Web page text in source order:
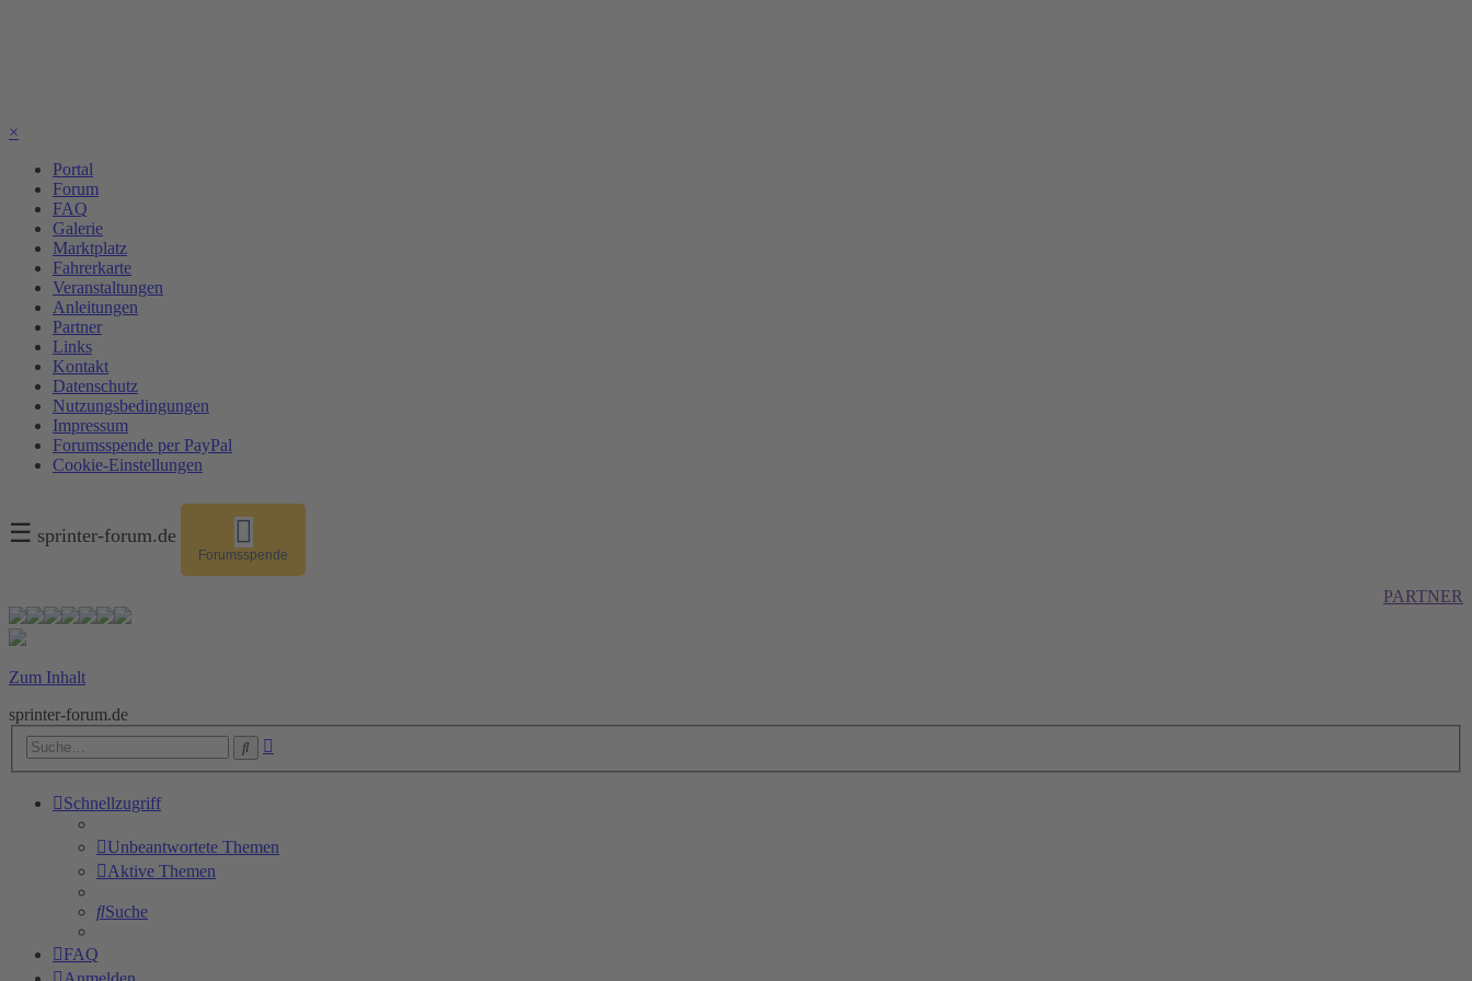
×
Portal
Forum
FAQ
Galerie
Marktplatz
Fahrerkarte
Veranstaltungen
Anleitungen
Partner
Links
Kontakt
Datenschutz
Nutzungsbedingungen
Impressum
Forumsspende per PayPal
Cookie-Einstellungen
☰ sprinter-forum.de
Forumsspende
PARTNER
Zum Inhalt
sprinter-forum.de
Suche
Schnellzugriff
Unbeantwortete Themen
Aktive Themen
Suche
FAQ